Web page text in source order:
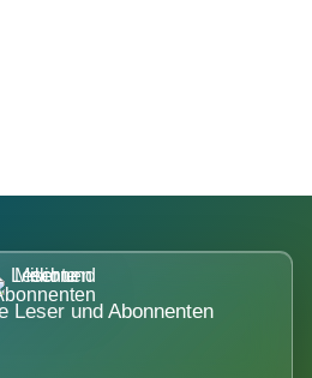
Leser und Abonnenten